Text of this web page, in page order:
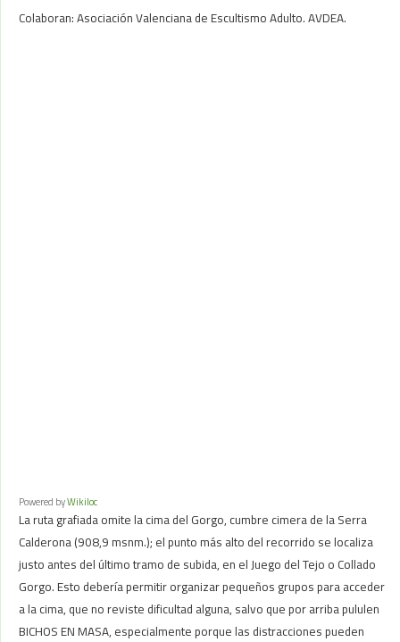
Colaboran: Asociación Valenciana de Escultismo Adulto. AVDEA.
Powered byWikiloc
La ruta grafiada omite la cima del Gorgo, cumbre cimera de la Serra
Calderona (908,9 msnm.); el punto más alto del recorrido se localiza
justo antes del último tramo de subida, en el Juego del Tejo o Collado
Gorgo. Esto debería permitir organizar pequeños grupos para acceder
a la cima, que no reviste dificultad alguna, salvo que por arriba pululen
BICHOS EN MASA, especialmente porque las distracciones pueden